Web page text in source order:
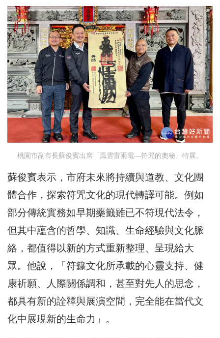
桃園市副市長蘇俊賓出席「風雲雷雨電—符咒的奧秘」特展。
蘇俊賓表示，市府未來將持續與道教、文化團
體合作，探索符咒文化的現代轉譯可能。例如
部分傳統實務如早期藥籤雖已不符現代法令，
但其中蘊含的哲學、知識、生命經驗與文化脈
絡，都值得以新的方式重新整理、呈現給大
眾。他說，「符籙文化所承載的心靈支持、健
康祈願、人際關係調和，甚至對先人的思念，
都具有新的詮釋與展演空間，完全能在當代文
化中展現新的生命力」。